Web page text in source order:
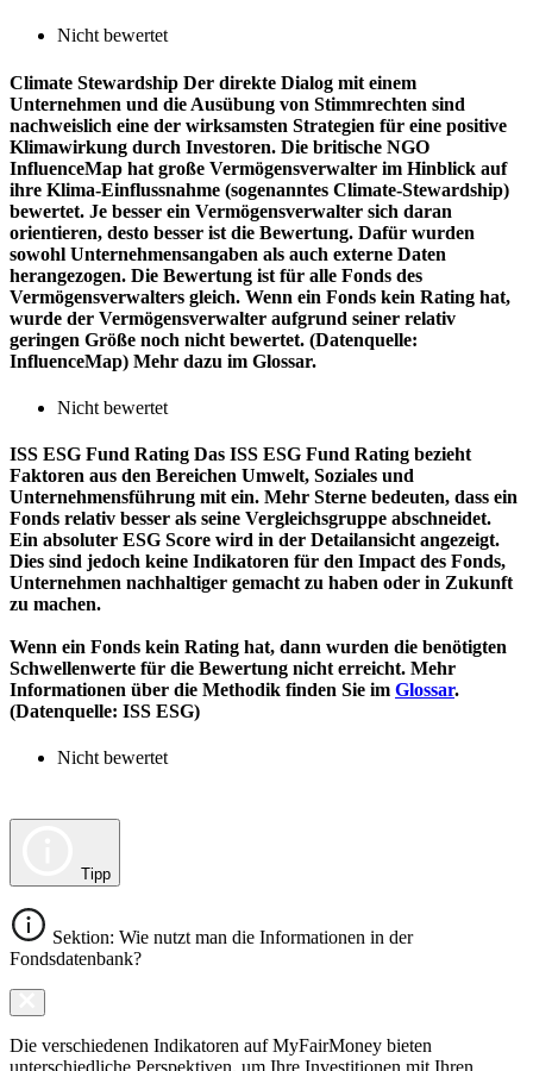
Nicht bewertet
Climate Stewardship Der direkte Dialog mit einem
Unternehmen und die Ausübung von Stimmrechten sind
nachweislich eine der wirksamsten Strategien für eine positive
Klimawirkung durch Investoren. Die britische NGO
InfluenceMap hat große Vermögensverwalter im Hinblick auf
ihre Klima-Einflussnahme (sogenanntes Climate-Stewardship)
bewertet. Je besser ein Vermögensverwalter sich daran
orientieren, desto besser ist die Bewertung. Dafür wurden
sowohl Unternehmensangaben als auch externe Daten
herangezogen. Die Bewertung ist für alle Fonds des
Vermögensverwalters gleich. Wenn ein Fonds kein Rating hat,
wurde der Vermögensverwalter aufgrund seiner relativ
geringen Größe noch nicht bewertet. (Datenquelle:
InfluenceMap) Mehr dazu im Glossar.
Nicht bewertet
ISS ESG Fund Rating Das ISS ESG Fund Rating bezieht
Faktoren aus den Bereichen Umwelt, Soziales und
Unternehmensführung mit ein. Mehr Sterne bedeuten, dass ein
Fonds relativ besser als seine Vergleichsgruppe abschneidet.
Ein absoluter ESG Score wird in der Detailansicht angezeigt.
Dies sind jedoch keine Indikatoren für den Impact des Fonds,
Unternehmen nachhaltiger gemacht zu haben oder in Zukunft
zu machen.
Wenn ein Fonds kein Rating hat, dann wurden die benötigten
Schwellenwerte für die Bewertung nicht erreicht. Mehr
Informationen über die Methodik finden Sie im Glossar.
(Datenquelle: ISS ESG)
Nicht bewertet
Tipp
Sektion: Wie nutzt man die Informationen in der
Fondsdatenbank?
Die verschiedenen Indikatoren auf MyFairMoney bieten